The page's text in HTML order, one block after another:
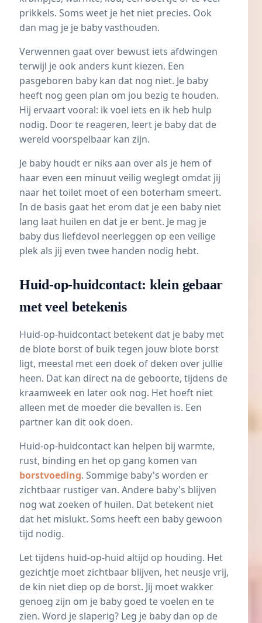
prikkels. Soms weet je het niet precies. Ook
dan mag je je baby vasthouden.
Verwennen gaat over bewust iets afdwingen
terwijl je ook anders kunt kiezen. Een
pasgeboren baby kan dat nog niet. Je baby
heeft nog geen plan om jou bezig te houden.
Hij ervaart vooral: ik voel iets en ik heb hulp
nodig. Door te reageren, leert je baby dat de
wereld voorspelbaar kan zijn.
Je baby houdt er niks aan over als je hem of
haar even een minuut veilig weglegt omdat jij
naar het toilet moet of een boterham smeert.
In de basis gaat het erom dat je een baby niet
lang laat huilen en dat je er bent. Je mag je
baby dus liefdevol neerleggen op een veilige
plek als jij even twee handen nodig hebt.
Huid-op-huidcontact: klein gebaar
met veel betekenis
Huid-op-huidcontact betekent dat je baby met
de blote borst of buik tegen jouw blote borst
ligt, meestal met een doek of deken over jullie
heen. Dat kan direct na de geboorte, tijdens de
kraamweek en later ook nog. Het hoeft niet
alleen met de moeder die bevallen is. Een
partner kan dit ook doen.
Huid-op-huidcontact kan helpen bij warmte,
rust, binding en het op gang komen van
borstvoeding. Sommige baby's worden er
zichtbaar rustiger van. Andere baby's blijven
nog wat zoeken of huilen. Dat betekent niet
dat het mislukt. Soms heeft een baby gewoon
tijd nodig.
Let tijdens huid-op-huid altijd op houding. Het
gezichtje moet zichtbaar blijven, het neusje vrij,
de kin niet diep op de borst. Jij moet wakker
genoeg zijn om je baby goed te voelen en te
zien. Word je slaperig? Leg je baby dan op de